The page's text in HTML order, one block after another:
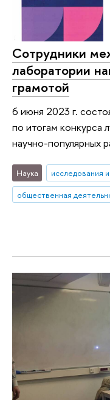
Сотрудники
лаборатории
грамотой
6 июня 2023 г.
по итогам конкурса
научно-популярных
Наука исследования
общественная